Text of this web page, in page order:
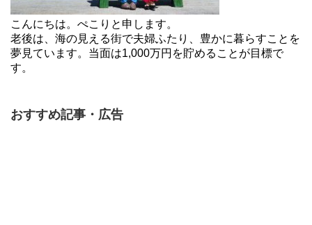
こんにちは。ぺこりと申します。
老後は、海の見える街で夫婦ふたり、豊かに暮らすことを
夢見ています。当面は1,000万円を貯めることが目標で
す。
おすすめ記事・広告